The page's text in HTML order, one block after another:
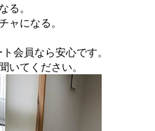
る。
ャになる。
会員なら安心です。
いてください。